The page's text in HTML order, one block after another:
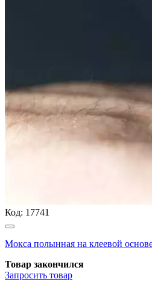
Код: 17741
Мокса полынная на клеевой
Товар закончился
Запросить товар